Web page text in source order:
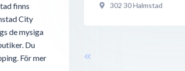
finns
City
de mysiga
Du
För mer
302 30Halmstad